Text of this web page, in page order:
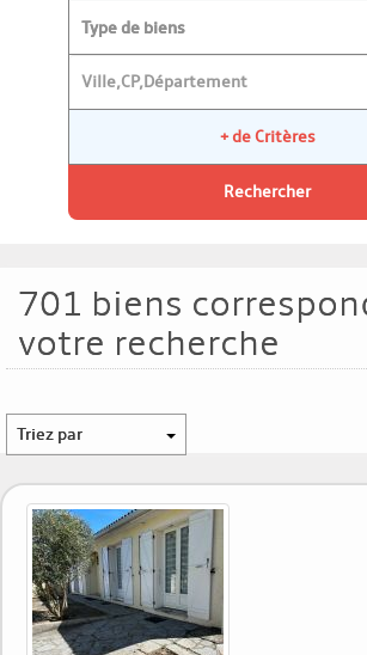
Type de biens
+ de Critères
Rechercher
701 biens
votre recherche
Triez par